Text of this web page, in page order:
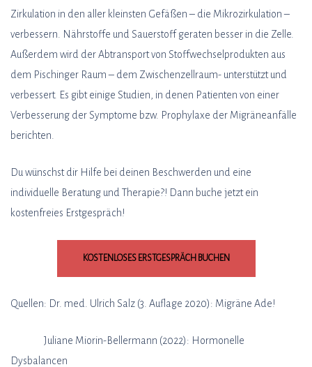
Zirkulation in den aller kleinsten Gefäßen – die Mikrozirkulation –
verbessern. Nährstoffe und Sauerstoff geraten besser in die Zelle.
Außerdem wird der Abtransport von Stoffwechselprodukten aus
dem Pischinger Raum – dem Zwischenzellraum- unterstützt und
verbessert. Es gibt einige Studien, in denen Patienten von einer
Verbesserung der Symptome bzw. Prophylaxe der Migräneanfälle
berichten.
Du wünschst dir Hilfe bei deinen Beschwerden und eine
individuelle Beratung und Therapie?! Dann buche jetzt ein
kostenfreies Erstgespräch!
KOSTENLOSES ERSTGESPRÄCH BUCHEN
Quellen: Dr. med. Ulrich Salz (3. Auflage 2020): Migräne Ade!
Juliane Miorin-Bellermann (2022): Hormonelle
Dysbalancen